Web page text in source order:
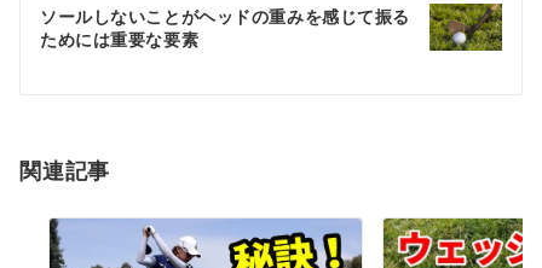
ゲ
ー
シ
ン
ソールしないことがヘッドの重みを感じて振る
ためには重要な要素
関連記事